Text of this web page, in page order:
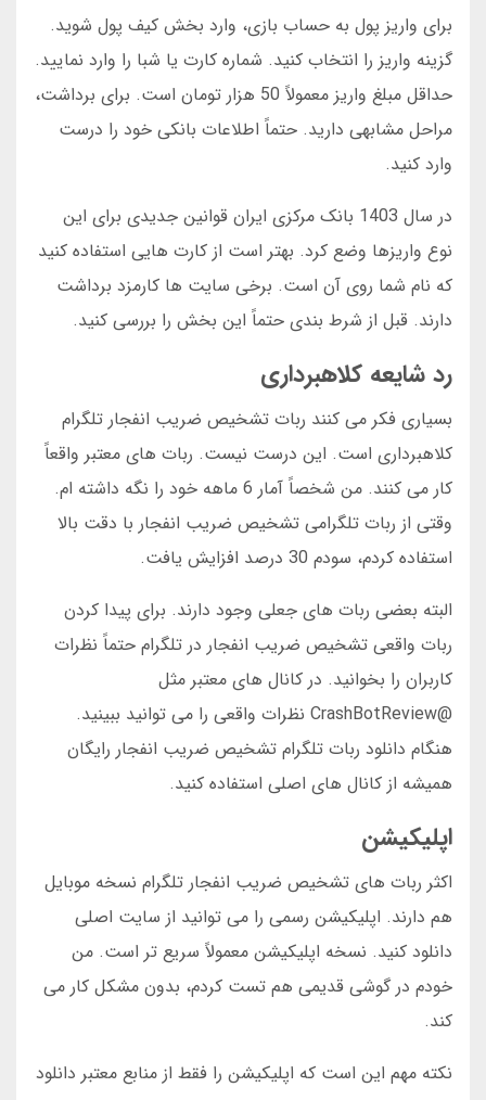
برای واریز پول به حساب بازی، وارد بخش کیف پول شوید.
گزینه واریز را انتخاب کنید. شماره کارت یا شبا را وارد نمایید.
حداقل مبلغ واریز معمولاً 50 هزار تومان است. برای برداشت،
مراحل مشابهی دارید. حتماً اطلاعات بانکی خود را درست
وارد کنید.
در سال 1403 بانک مرکزی ایران قوانین جدیدی برای این
نوع واریزها وضع کرد. بهتر است از کارت هایی استفاده کنید
که نام شما روی آن است. برخی سایت ها کارمزد برداشت
دارند. قبل از شرط بندی حتماً این بخش را بررسی کنید.
رد شایعه کلاهبرداری
بسیاری فکر می کنند ربات تشخیص ضریب انفجار تلگرام
کلاهبرداری است. این درست نیست. ربات های معتبر واقعاً
کار می کنند. من شخصاً آمار 6 ماهه خود را نگه داشته ام.
وقتی از ربات تلگرامی تشخیص ضریب انفجار با دقت بالا
استفاده کردم، سودم 30 درصد افزایش یافت.
البته بعضی ربات های جعلی وجود دارند. برای پیدا کردن
ربات واقعی تشخیص ضریب انفجار در تلگرام حتماً نظرات
کاربران را بخوانید. در کانال های معتبر مثل
@CrashBotReview نظرات واقعی را می توانید ببینید.
هنگام دانلود ربات تلگرام تشخیص ضریب انفجار رایگان
همیشه از کانال های اصلی استفاده کنید.
اپلیکیشن
اکثر ربات های تشخیص ضریب انفجار تلگرام نسخه موبایل
هم دارند. اپلیکیشن رسمی را می توانید از سایت اصلی
دانلود کنید. نسخه اپلیکیشن معمولاً سریع تر است. من
خودم در گوشی قدیمی هم تست کردم، بدون مشکل کار می
کند.
نکته مهم این است که اپلیکیشن را فقط از منابع معتبر دانلود